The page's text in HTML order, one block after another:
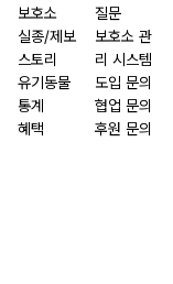
보호소
실종/제보
스토리
유기동물
통계
혜택
질문
보호소 관
리 시스템
도입 문의
협업 문의
후원 문의